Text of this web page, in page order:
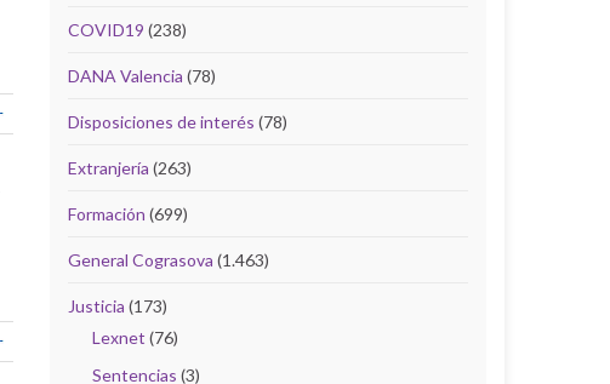
COVID19 (238)
DANA Valencia (78)
Disposiciones de interés (78)
Extranjería (263)
Formación (699)
General Cograsova (1.463)
Justicia (173)
Lexnet (76)
Sentencias (3)